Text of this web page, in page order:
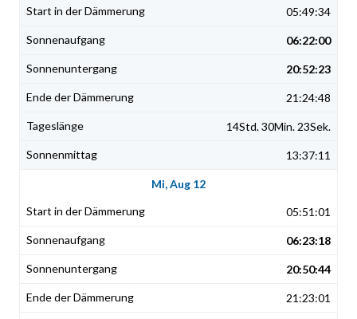
05:49:34
06:22:00
20:52:23
21:24:48
14Std. 30Min. 23Sek.
13:37:11
Mi, Aug 12
05:51:01
06:23:18
20:50:44
21:23:01